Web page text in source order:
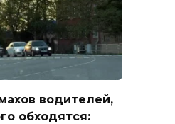
водителей,
обходятся: